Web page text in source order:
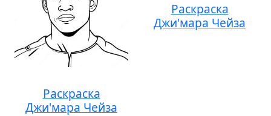
Раскраска
Джи'мара Чейза
Раскраска
Джи'мара Чейза